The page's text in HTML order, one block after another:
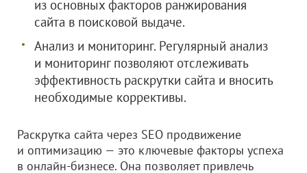
из основных факторов ранжирования
сайта в поисковой выдаче.
Анализ и мониторинг. Регулярный анализ
и мониторинг позволяют отслеживать
эффективность раскрутки сайта и вносить
необходимые коррективы.
Раскрутка сайта через SEO продвижение
и оптимизацию — это ключевые факторы успеха
в онлайн-бизнесе. Она позволяет привлечь